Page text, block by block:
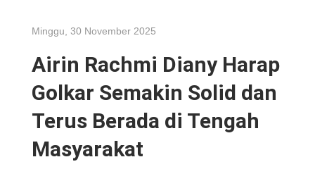
Minggu, 30 November 2025
Airin Rachmi Diany Harap
Golkar Semakin Solid dan
Terus Berada di Tengah
Masyarakat